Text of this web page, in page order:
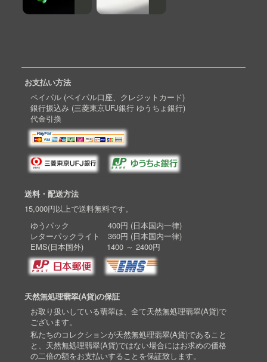
お支払い方法
ペイパル (ペイパル口座、クレジットカード)
銀行振込み (三菱東京UFJ銀行 ゆうちょ銀行)
代金引換
送料・配送方法
15,000円以上で送料無料です。
ゆうパック 400円 (日本国内一律)
レターパックライト 360円 (日本国内一律)
EMS(日本国外) 1400 ～ 2400円
天然無処理翡翠(A貨)の保証
お取り扱いしている翡翠は、全て天然無処理翡翠(A貨)で
ございます。
私たちのコレクションが天然無処理翡翠(A貨)であること
と、天然無処理翡翠(A貨)ではない場合にはお求めの価格
の二倍の額をお支払いすることを保証致します。